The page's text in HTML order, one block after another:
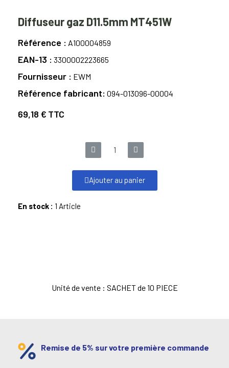
Diffuseur gaz D11.5mm MT451W
Référence A100004859
EAN-13 3300002223665
Fournisseur EWM
Référence fabricant 094-013096-00004
69,18 € TTC
Ajouter au panier
En stock : 1 Article
Unité de vente : SACHET de 10 PIECE
Remise de 5% sur votre première commande